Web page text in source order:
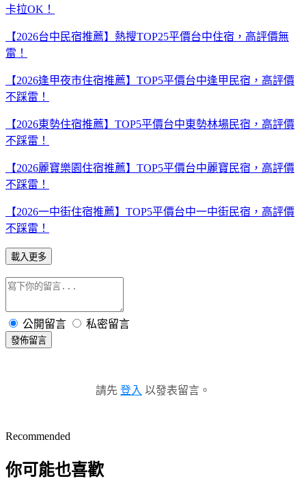
卡拉OK！
【2026台中民宿推薦】熱搜TOP25平價台中住宿，高評價無
雷！
【2026逢甲夜市住宿推薦】TOP5平價台中逢甲民宿，高評價
不踩雷！
【2026東勢住宿推薦】TOP5平價台中東勢林場民宿，高評價
不踩雷！
【2026麗寶樂園住宿推薦】TOP5平價台中麗寶民宿，高評價
不踩雷！
【2026一中街住宿推薦】TOP5平價台中一中街民宿，高評價
不踩雷！
載入更多
公開留言 私密留言
發佈留言
請先 登入 以發表留言。
Recommended
你可能也喜歡